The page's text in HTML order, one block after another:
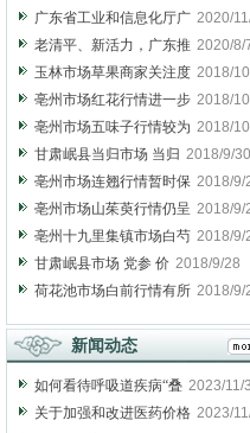
广东省工业和信息化厅广 2020/
老清平、新活力，广东推 2020/8/
玉林市场草果商家关注度 2018/
亳州市场红花行情进一步 2018/
亳州市场五味子行情较为 2018/
甘肃岷县当归市场 当归 2018/9/30
亳州市场连翘行情暂时保 2018/9/
亳州市场山茱萸行情仍呈 2018/9/
亳州十九里集镇市场白芍 2018/9/
甘肃岷县市场 党参 价 2018/9/28
荷花池市场白前行情有所 2018/9/
新闻动态
如何看待呼吸道疾病“叠 2023/11/
关于加强和改进医药价格 2023/